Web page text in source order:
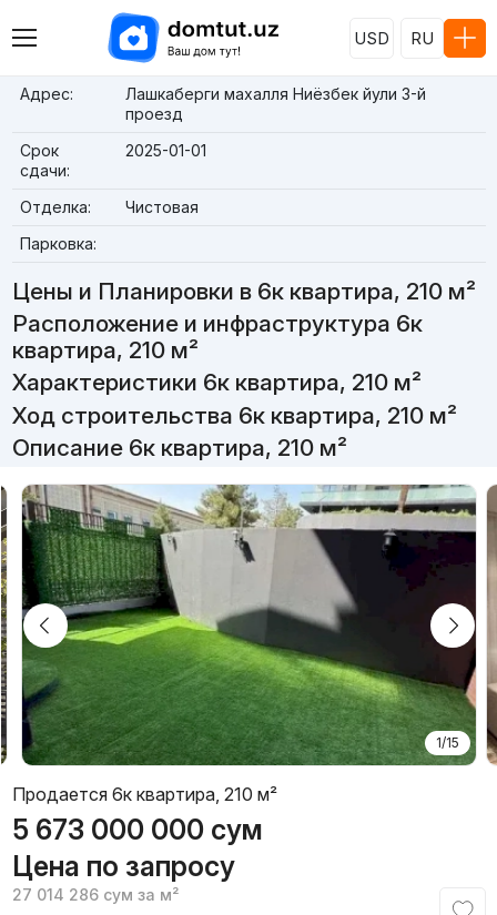
USD RU
Адрес:
Лашкаберги махалля Ниёзбек йули 3-й
проезд
Срок
сдачи:
2025-01-01
Отделка:
Чистовая
Парковка:
Цены и Планировки в 6к квартира, 210 м²
Расположение и инфраструктура 6к
квартира, 210 м²
Характеристики 6к квартира, 210 м²
Ход строительства 6к квартира, 210 м²
Описание 6к квартира, 210 м²
1/15
Продается 6к квартира, 210 м²
5 673 000 000 сум
Цена по запросу
27 014 286 сум за м²